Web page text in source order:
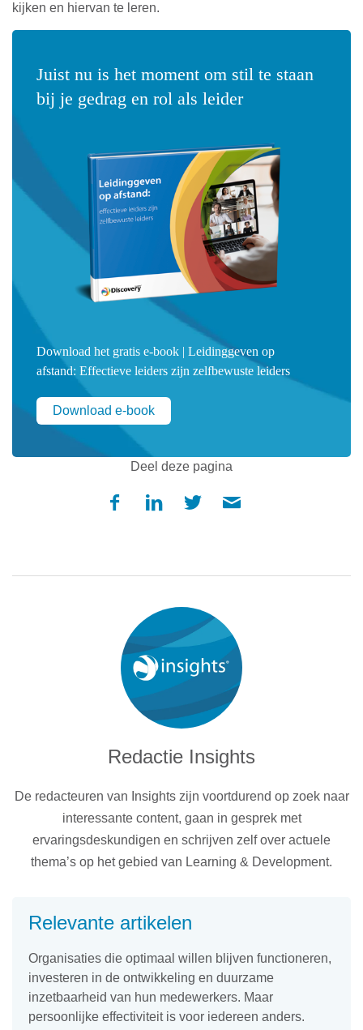
kijken en hiervan te leren.
Juist nu is het moment om stil te staan
bij je gedrag en rol als leider
Download het gratis e-book | Leidinggeven op
afstand: Effectieve leiders zijn zelfbewuste leiders
Download e-book
Deel deze pagina
Redactie Insights
De redacteuren van Insights zijn voortdurend op zoek naar
interessante content, gaan in gesprek met
ervaringsdeskundigen en schrijven zelf over actuele
thema’s op het gebied van Learning & Development.
Relevante artikelen
Organisaties die optimaal willen blijven functioneren,
investeren in de ontwikkeling en duurzame
inzetbaarheid van hun medewerkers. Maar
persoonlijke effectiviteit is voor iedereen anders.